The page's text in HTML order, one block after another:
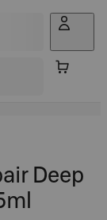
Deep